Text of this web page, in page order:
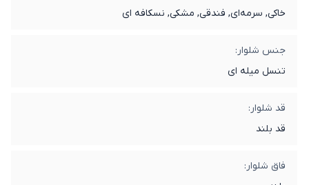
خاکی, سرمه‌ای, فندقی, مشکی, نسکافه ای
جنس شلوار:
تنسل میله ای
قد شلوار:
قد بلند
فاق شلوار: